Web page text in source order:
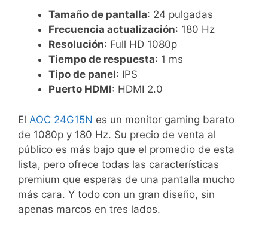
Tamaño de pantalla: 24 pulgadas
Frecuencia actualización: 180 Hz
Resolución: Full HD 1080p
Tiempo de respuesta: 1 ms
Tipo de panel: IPS
Puerto HDMI: HDMI 2.0
El AOC 24G15N es un monitor gaming barato
de 1080p y 180 Hz. Su precio de venta al
público es más bajo que el promedio de esta
lista, pero ofrece todas las características
premium que esperas de una pantalla mucho
más cara. Y todo con un gran diseño, sin
apenas marcos en tres lados.